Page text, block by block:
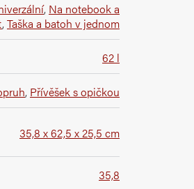
, Na notebook a
,Taška a batoh v jednom
62 l
, Přívěšek s opičkou
35,8 x 62,5 x 25,5 cm
35,8